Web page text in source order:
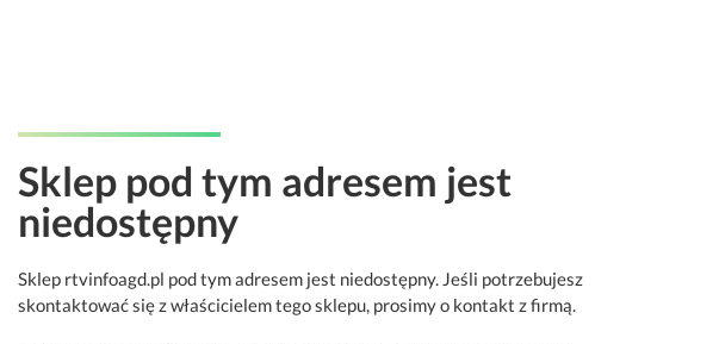
Sklep pod tym adresem jest
niedostępny
Sklep rtvinfoagd.pl pod tym adresem jest niedostępny. Jeśli potrzebujesz
skontaktować się z właścicielem tego sklepu, prosimy o kontakt z firmą.